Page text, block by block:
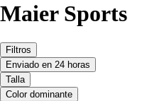
Maier Sports
Filtros
Enviado en 24 horas
Talla
Color dominante